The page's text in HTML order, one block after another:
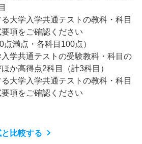
大学入学共通テストの教科・科目
項をご確認ください
満点・各科目100点）
学共通テストの受験教科・科目の
か高得点2科目（計3科目）
大学入学共通テストの教科・科目
項をご確認ください
比較する